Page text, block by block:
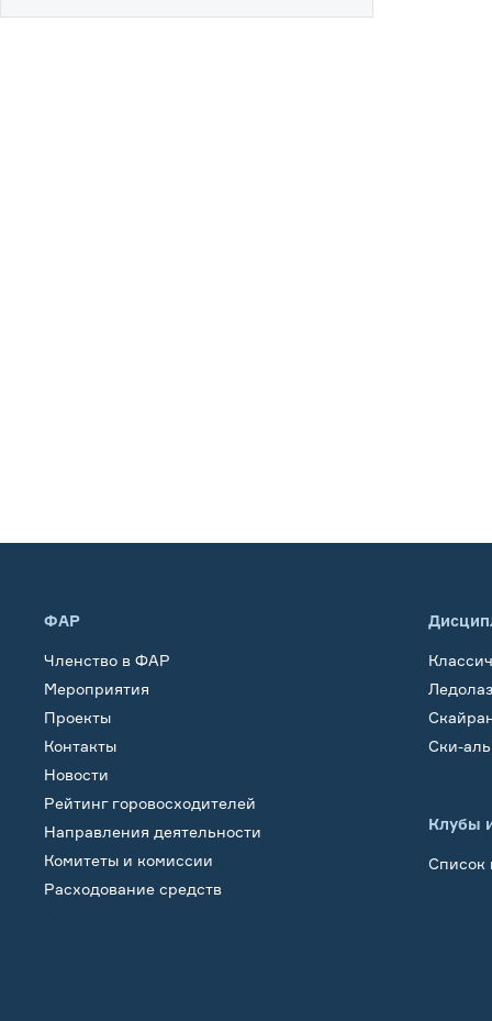
ФАР
Членство в ФАР
Мероприятия
Проекты
Контакты
Новости
Рейтинг горовосходителей
Направления деятельности
Комитеты и комиссии
Расходование средств
Ски-
Клубы
Список